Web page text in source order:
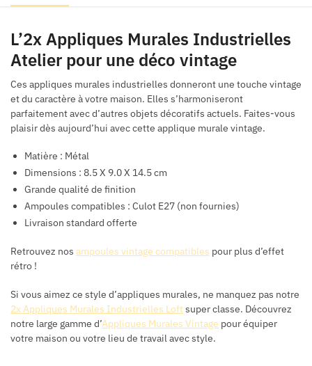
L’2x Appliques Murales Industrielles
Atelier pour une déco vintage
Ces appliques murales industrielles donneront une touche vintage
et du caractère à votre maison. Elles s’harmoniseront
parfaitement avec d’autres objets décoratifs actuels. Faites-vous
plaisir dès aujourd’hui avec cette applique murale vintage.
Matière : Métal
Dimensions : 8.5 X 9.0 X 14.5 cm
Grande qualité de finition
Ampoules compatibles : Culot E27 (non fournies)
Livraison standard offerte
Retrouvez nos ampoules vintage compatibles pour plus d’effet
rétro !
Si vous aimez ce style d’appliques murales, ne manquez pas notre
2x Appliques Murales Industrielles Loftsuper classe. Découvrez
notre large gamme d’Appliques Murales Vintage pour équiper
votre maison ou votre lieu de travail avec style.